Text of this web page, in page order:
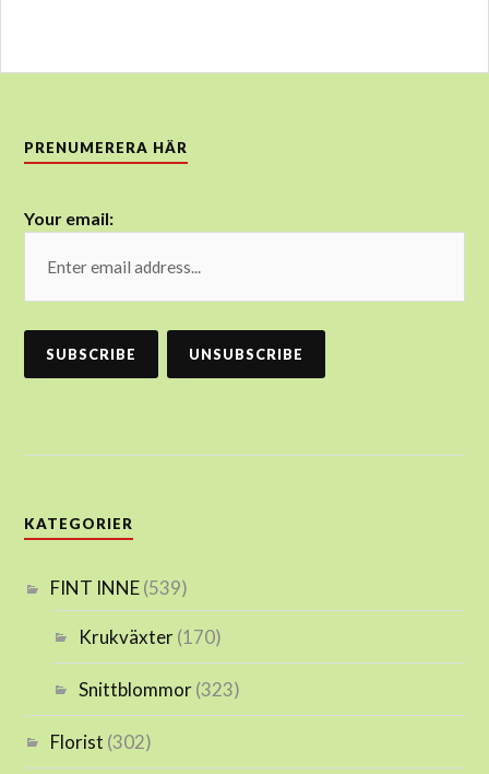
PRENUMERERA HÄR
Your email:
KATEGORIER
FINT INNE(539)
Krukväxter(170)
Snittblommor(323)
Florist (302)